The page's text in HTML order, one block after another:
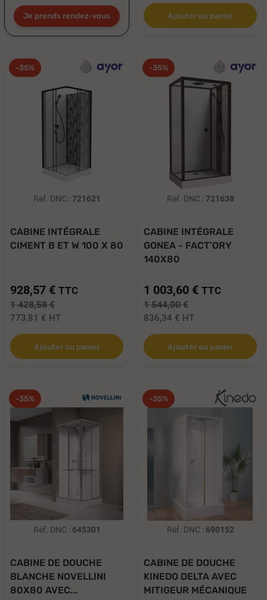
Je prends rendez-vous Ajouter au panier
-35%
Réf. DNC : 721621
CABINE INTÉGRALE
CIMENT B ET W 100 X 80
928,57 € TTC
1 428,58 €
773,81 € HT
Ajouter au panier
-35%
Réf. DNC : 721638
CABINE INTÉGRALE
GONEA - FACT'ORY
140X80
1 003,60 € TTC
1 544,00 €
836,34 € HT
Ajouter au panier
-35%
Réf. DNC : 645301
CABINE DE DOUCHE
BLANCHE NOVELLINI
80X80 AVEC...
-35%
Réf. DNC : 690152
CABINE DE DOUCHE
KINEDO DELTA AVEC
MITIGEUR MÉCANIQUE